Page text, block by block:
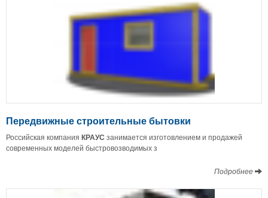
Передвижные строительные бытовки
Российская компания КРАУС занимается изготовлением и продажей
современных моделей быстровозводимых з
Подробнее